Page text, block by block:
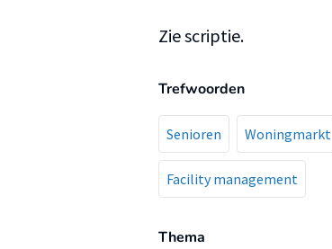
Zie scriptie.
Trefwoorden
Senioren Woningmarkt
Facility management
Thema